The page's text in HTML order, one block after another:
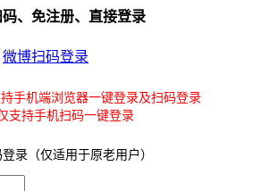
、免注册、直接登录
微博扫码登录
手机端浏览器一键登录及扫码登录
支持手机扫码一键登录
录（仅适用于原老用户）